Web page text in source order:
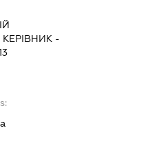
КЕРІВНИК -